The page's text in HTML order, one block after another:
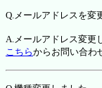
Q.メールアドレスを変
A.メールアドレス変更
こちらからお問い合わ